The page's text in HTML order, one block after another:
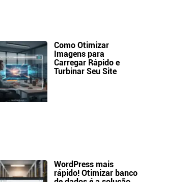
Como Otimizar
Imagens para
Carregar Rápido e
Turbinar Seu Site
WordPress mais
rápido! Otimizar banco